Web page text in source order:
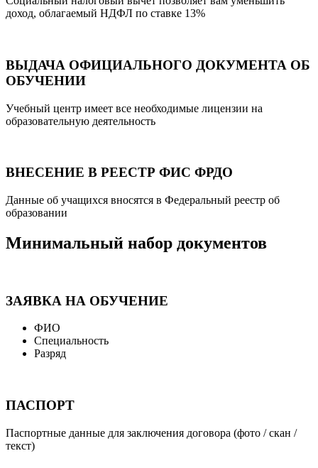
доход, облагаемый НДФЛ по ставке 13%
ВЫДАЧА ОФИЦИАЛЬНОГО ДОКУМЕНТА ОБ
ОБУЧЕНИИ
Учебный центр имеет все необходимые лицензии на
образовательную деятельность
ВНЕСЕНИЕ В РЕЕСТР ФИС ФРДО
Данные об учащихся вносятся в Федеральный реестр об
образовании
Минимальный набор документов
ЗАЯВКА НА ОБУЧЕНИЕ
ФИО
Специальность
Разряд
ПАСПОРТ
Паспортные данные для заключения договора (фото / скан /
текст)